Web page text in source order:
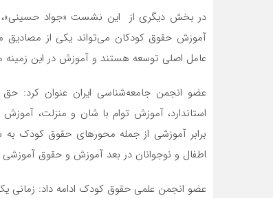
در بخش دیگری از این نشست «جواد حسینی»،
آموزش حقوق کودکان می‌تواند یکی از مصادیق
عامل اصلی توسعه هستند و آموزش در این زمینه
عضو انجمن جامعه‌شناسی ایران عنوان کرد:
استاندارد، آموزش توام با شان و منزلت،
برابر آموزشی از جمله محورهای حقوق کودک
اطفال و نوجوانان در بعد آموزش و حقوق آموزشی این ۵ محور را مورد تاکید قرار
عضو انجمن علمی حقوق کودک ادامه داد: زمانی